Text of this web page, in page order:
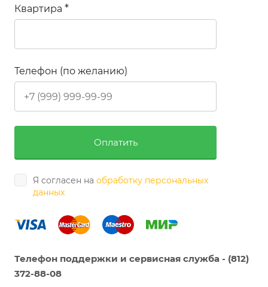
Квартира
Телефон (по желанию)
Я согласен на обработку персональных
данных
Телефон поддержки и сервисная служба - (812)
372-88-08